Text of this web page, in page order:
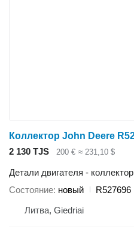
2 130 TJS 200 € ≈ 231,10 $
Детали двигателя - коллектор
Состояние новый
R527696
Литва, Giedriai